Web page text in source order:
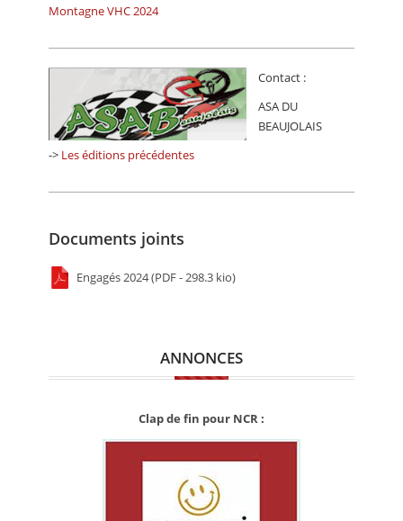
Montagne VHC 2024
Contact :
ASA DU
BEAUJOLAIS
-> Les éditions précédentes
Documents joints
Engagés 2024 (PDF - 298.3 kio)
ANNONCES
Clap de fin pour NCR :